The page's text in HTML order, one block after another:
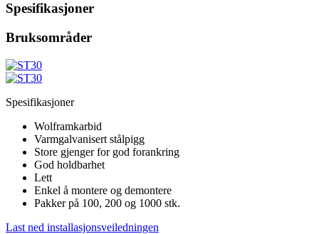
Spesifikasjoner
Bruksområder
Spesifikasjoner
Wolframkarbid
Varmgalvanisert stålpigg
Store gjenger for god forankring
God holdbarhet
Lett
Enkel å montere og demontere
Pakker på 100, 200 og 1000 stk.
Last ned installasjonsveiledningen